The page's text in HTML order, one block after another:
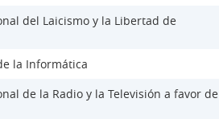
del Laicismo y la Libertad de
la Informática
de la Radio y la Televisión a favor de